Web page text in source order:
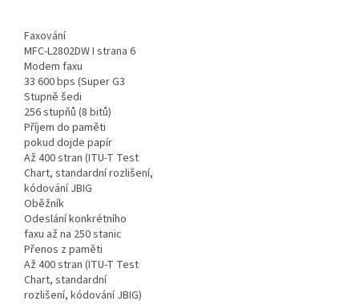
Faxování
MFC-L2802DW I strana 6
Modem faxu
33 600 bps (Super G3
Stupně šedi
256 stupňů (8 bitů)
Příjem do paměti
pokud dojde papír
Až 400 stran (ITU-T Test
Chart, standardní rozlišení,
kódování JBIG
Oběžník
Odeslání konkrétního
faxu až na 250 stanic
Přenos z paměti
Až 400 stran (ITU-T Test
Chart, standardní
rozlišení, kódování JBIG)